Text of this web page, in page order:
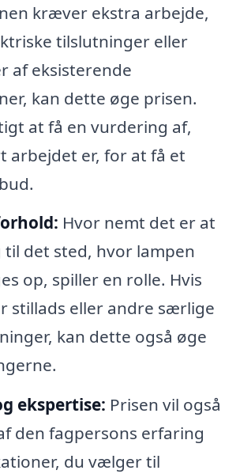
kræver ekstra arbejde,
tilslutninger eller
af eksisterende
kan dette øge prisen.
at få en vurdering af,
arbejdet er, for at få et
Hvor nemt det er at
til det sted, hvor lampen
op, spiller en rolle. Hvis
stillads eller andre særlige
kan dette også øge
ekspertise: Prisen vil også
den fagpersons erfaring
du vælger til